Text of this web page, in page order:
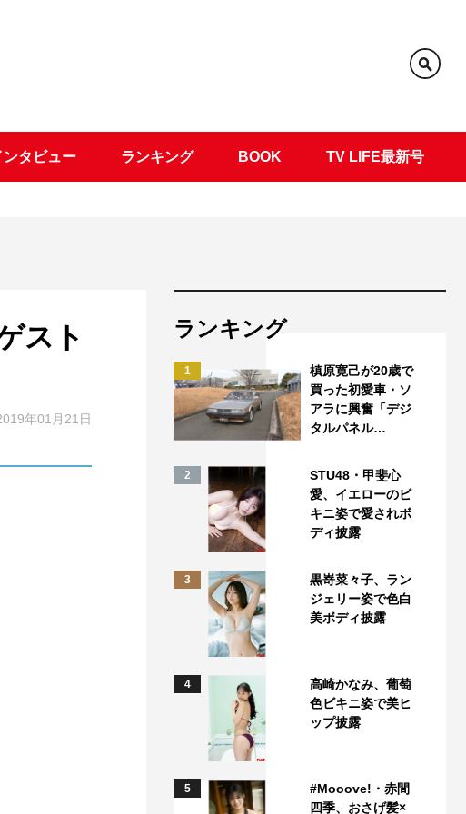
ンタビュー ランキング BOOK TV LIFE最新号
スト
年01月21日
ランキング
1
槙原寛己が20歳で
買った初愛車・ソ
アラに興奮「デジ
タルパネル…
2
STU48・甲斐心
愛、イエローのビ
キニ姿で愛されボ
ディ披露
3
黒嵜菜々子、ラン
ジェリー姿で色白
美ボディ披露
4
高崎かなみ、葡萄
色ビキニ姿で美ヒ
ップ披露
5
#Mooove!・赤間
四季、おさげ髪×